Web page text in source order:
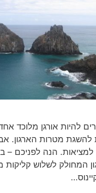
להיות אורגן מלוכד
להשגת מטרות הארגון.
למציאות. הנה לפניכם
המחולק לשלוש קליקות